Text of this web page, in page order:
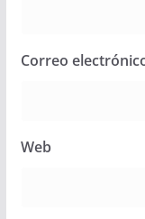
Correo
Web